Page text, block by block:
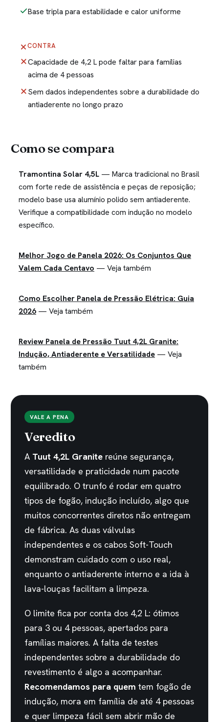
Base tripla para estabilidade e calor uniforme
CONTRA
Capacidade de 4,2 L pode faltar para famílias
acima de 4 pessoas
Sem dados independentes sobre a durabilidade do
antiaderente no longo prazo
Como se compara
Tramontina Solar 4,5L — Marca tradicional no Brasil
com forte rede de assistência e peças de reposição;
modelo base usa alumínio polido sem antiaderente.
Verifique a compatibilidade com indução no modelo
específico.
Melhor Jogo de Panela 2026: Os Conjuntos Que
Valem Cada Centavo — Veja também
Como Escolher Panela de Pressão Elétrica: Guia
2026 — Veja também
Review Panela de Pressão Tuut 4,2L Granite:
Indução, Antiaderente e Versatilidade — Veja
também
VALE A PENA
Veredito
A Tuut 4,2L Granite reúne segurança,
versatilidade e praticidade num pacote
equilibrado. O trunfo é rodar em quatro
tipos de fogão, indução incluído, algo que
muitos concorrentes diretos não entregam
de fábrica. As duas válvulas
independentes e os cabos Soft-Touch
demonstram cuidado com o uso real,
enquanto o antiaderente interno e a ida à
lava-louças facilitam a limpeza.
O limite fica por conta dos 4,2 L: ótimos
para 3 ou 4 pessoas, apertados para
famílias maiores. A falta de testes
independentes sobre a durabilidade do
revestimento é algo a acompanhar.
Recomendamos para quem tem fogão de
indução, mora em família de até 4 pessoas
e quer limpeza fácil sem abrir mão de